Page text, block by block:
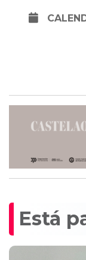
Está